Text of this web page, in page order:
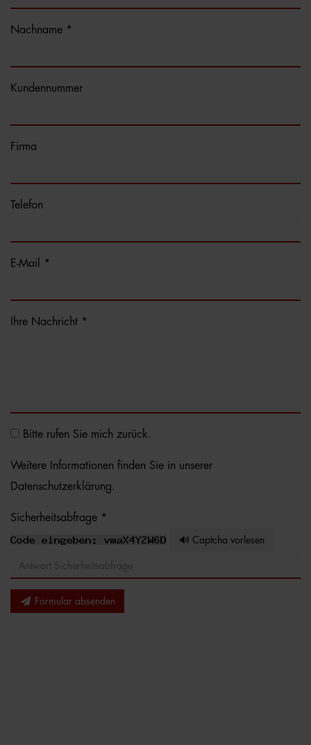
Nachname *
Kundennummer
Firma
Telefon
E-Mail *
Ihre Nachricht *
Bitte rufen Sie mich zurück.
Weitere Informationen finden Sie in unserer
Datenschutzerklärung.
Sicherheitsabfrage *
🔊 Captcha vorlesen
Formular absenden